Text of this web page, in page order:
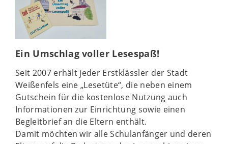
Ein Umschlag voller Lesespaß!
Seit 2007 erhält jeder Erstklässler der Stadt
Weißenfels eine „Lesetüte“, die neben einem
Gutschein für die kostenlose Nutzung auch
Informationen zur Einrichtung sowie einen
Begleitbrief an die Eltern enthält.
Damit möchten wir alle Schulanfänger und deren